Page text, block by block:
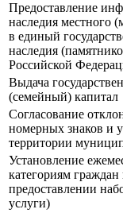
Предоставление
наследия местного
в единый
наследия
Российской
Выдача
(семейный) капитал
Согласование
номерных знаков и
территории
Установление
категориям
предоставлении
услуги)